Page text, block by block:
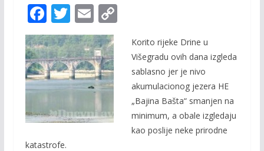
F
ac
e
b
o
o
k
T
w
itt
er
E
m
ai
l
C
Li
Korito rijeke Drine u
Višegradu ovih dana izgleda
sablasno jer je nivo
akumulacionog jezera HE
„Bajina Bašta“ smanjen na
minimum, a obale izgledaju
kao poslije neke prirodne
katastrofe.